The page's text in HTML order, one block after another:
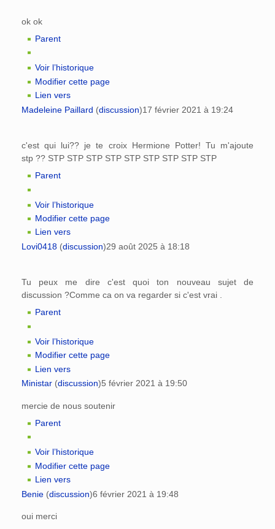
ok ok
Parent
Voir l’historique
Modifier cette page
Lien vers
Madeleine Paillard (discussion)17 février 2021 à 19:24
c'est qui lui?? je te croix Hermione Potter! Tu m'ajoute
stp ?? STP STP STP STP STP STP STP STP STP
Parent
Voir l’historique
Modifier cette page
Lien vers
Lovi0418 (discussion)29 août 2025 à 18:18
Tu peux me dire c'est quoi ton nouveau sujet de
discussion ?Comme ca on va regarder si c'est vrai .
Parent
Voir l’historique
Modifier cette page
Lien vers
Ministar (discussion)5 février 2021 à 19:50
mercie de nous soutenir
Parent
Voir l’historique
Modifier cette page
Lien vers
Benie (discussion)6 février 2021 à 19:48
oui merci